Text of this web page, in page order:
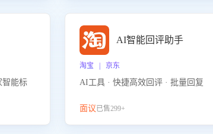
智能标
AI智能回评助手
淘宝 | 京东
AI工具 · 快捷高效回评 · 批量回复
面议已售299+